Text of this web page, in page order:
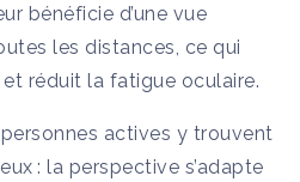
bénéficie d’une vue
les distances, ce qui
réduit la fatigue oculaire.
actives y trouvent
: la perspective s’adapte